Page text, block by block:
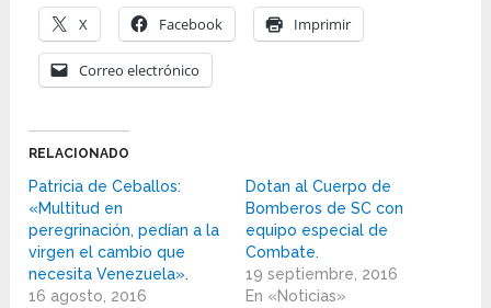
X Facebook Imprimir
Correo electrónico
RELACIONADO
Patricia de Ceballos:
«Multitud en
peregrinación, pedían a la
virgen el cambio que
necesita Venezuela».
16 agosto, 2016
Dotan al Cuerpo de
Bomberos de SC con
equipo especial de
Combate.
19 septiembre, 2016
En «Noticias»